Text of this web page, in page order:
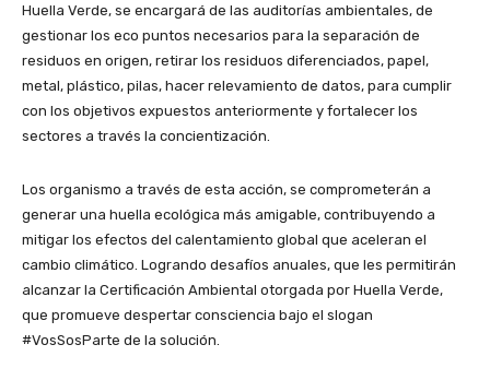
Huella Verde, se encargará de las auditorías ambientales, de
gestionar los eco puntos necesarios para la separación de
residuos en origen, retirar los residuos diferenciados, papel,
metal, plástico, pilas, hacer relevamiento de datos, para cumplir
con los objetivos expuestos anteriormente y fortalecer los
sectores a través la concientización.
Los organismo a través de esta acción, se comprometerán a
generar una huella ecológica más amigable, contribuyendo a
mitigar los efectos del calentamiento global que aceleran el
cambio climático. Logrando desafíos anuales, que les permitirán
alcanzar la Certificación Ambiental otorgada por Huella Verde,
que promueve despertar consciencia bajo el slogan
#VosSosParte de la solución.